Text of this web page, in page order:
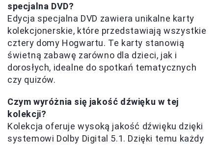
specjalna DVD?
Edycja specjalna DVD zawiera unikalne karty
kolekcjonerskie, które przedstawiają wszystkie
cztery domy Hogwartu. Te karty stanowią
świetną zabawę zarówno dla dzieci, jak i
dorosłych, idealne do spotkań tematycznych
czy quizów.
Czym wyróżnia się jakość dźwięku w tej
kolekcji?
Kolekcja oferuje wysoką jakość dźwięku dzięki
systemowi Dolby Digital 5.1. Dzięki temu każdy